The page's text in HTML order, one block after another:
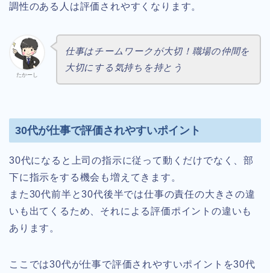
調性のある人は評価されやすくなります。
たかーし
仕事はチームワークが大切！職場の仲間を
大切にする気持ちを持とう
30代が仕事で評価されやすいポイント
30代になると上司の指示に従って動くだけでなく、部
下に指示をする機会も増えてきます。
また30代前半と30代後半では仕事の責任の大きさの違
いも出てくるため、それによる評価ポイントの違いも
あります。
ここでは30代が仕事で評価されやすいポイントを30代